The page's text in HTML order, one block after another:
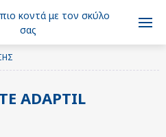
κοντά με τον σκύλο
σας
ADAPTIL